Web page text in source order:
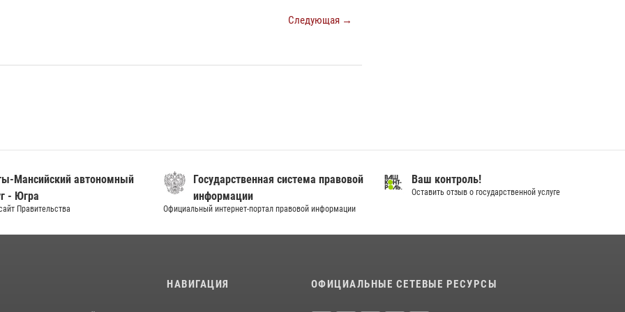
Следующая →
Мансийский автономный
- Югра
Правительства
Государственная система правовой
информации
Официальный интернет-портал правовой информации
Ваш контроль!
Оставить отзыв о государственной услуге
НАВИГАЦИЯ ОФИЦИАЛЬНЫЕ СЕТЕВЫЕ РЕСУРСЫ